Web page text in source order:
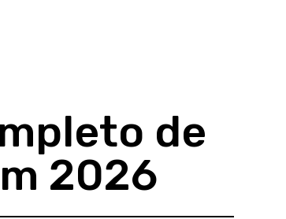
de
2026